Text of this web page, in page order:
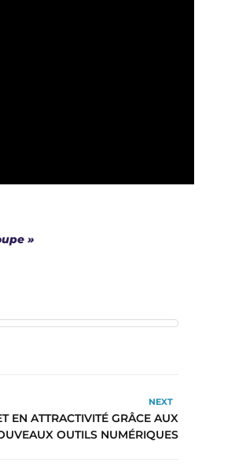
»
NEXT
EN ATTRACTIVITÉ GRÂCE AUX
OUTILS NUMÉRIQUES